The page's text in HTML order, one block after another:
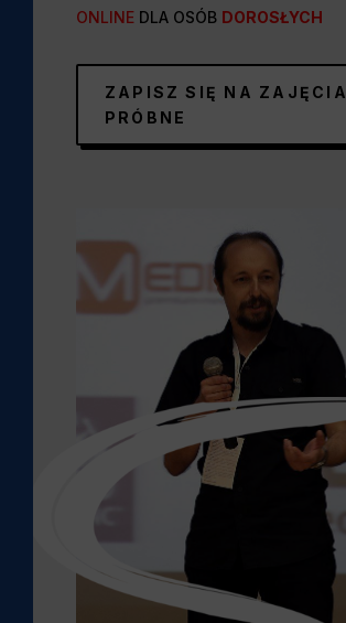
ONLINEDLA OSÓB DOROSŁYCH
ZAPISZ SIĘ NA ZAJĘCIA
PRÓBNE